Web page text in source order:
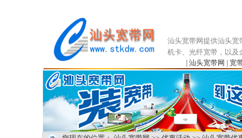
汕头宽带网提供汕头宽
机卡、光纤宽带，以及
汕头宽带网 宽